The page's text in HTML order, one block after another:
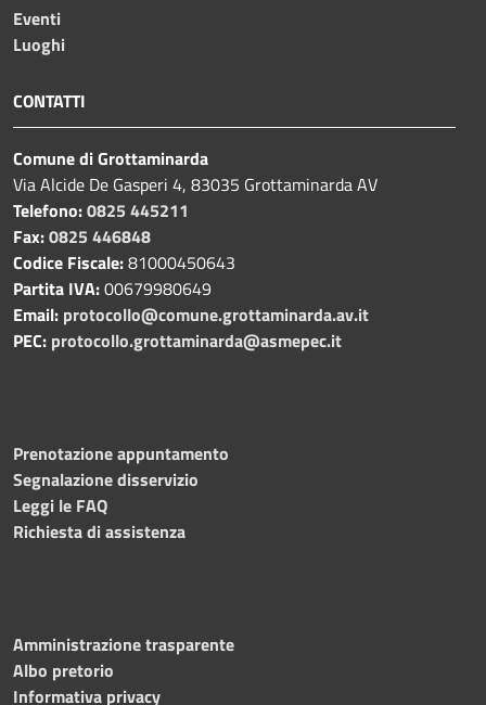
Eventi
Luoghi
CONTATTI
Comune di Grottaminarda
Via Alcide De Gasperi 4, 83035 Grottaminarda AV
Telefono:0825 445211
Fax:0825 446848
Codice Fiscale:81000450643
Partita IVA:00679980649
Email: protocollo@comune.grottaminarda.av.it
PEC: protocollo.grottaminarda@asmepec.it
Prenotazione appuntamento
Segnalazione disservizio
Leggi le FAQ
Richiesta di assistenza
Amministrazione trasparente
Albo pretorio
Informativa privacy